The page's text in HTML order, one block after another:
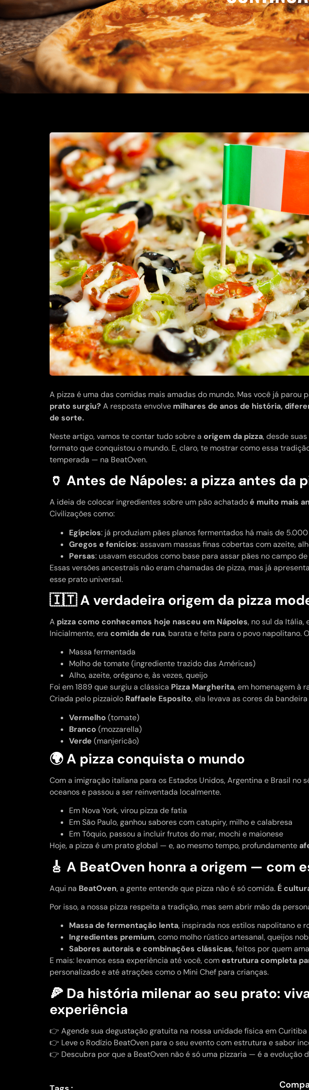
A pizza é uma das comidas mais amadas do mundo. Mas você já parou
prato surgiu? A resposta envolve milhares de anos de história,
de sorte.
Neste artigo, vamos te contar tudo sobre a origem da pizza, desde
formato que conquistou o mundo. E, claro, te mostrar como essa
temperada — na BeatOven.
🏺 Antes de Nápoles: a pizza antes da
A ideia de colocar ingredientes sobre um pão achatadoé muito mais
Civilizações como:
Egípcios: já produziam pães planos fermentados há mais de 5.000
Gregos e fenícios: assavam massas finas cobertas com azeite,
Persas: usavam escudos como base para assar pães no campo
Essas versões ancestrais não eram chamadas de pizza, mas já
esse prato universal.
🇮🇹 A verdadeira origem da pizza
A pizza como conhecemos hoje nasceu em Nápoles, no sul da Itália,
Inicialmente, era comida de rua, barata e feita para o povo napolitano.
Massa fermentada
Molho de tomate (ingrediente trazido das Américas)
Alho, azeite, orégano e, às vezes, queijo
Foi em 1889 que surgiu a clássica Pizza Margherita, em homenagem à
Criada pelo pizzaiolo Raffaele Esposito, ela levava as cores da
Vermelho (tomate)
Branco (mozzarella)
Verde (manjericão)
🌍 A pizza conquista o mundo
Com a imigração italiana para os Estados Unidos, Argentina e Brasil no
oceanos e passou a ser reinventada localmente.
Em Nova York, virou pizza de fatia
Em São Paulo, ganhou sabores com catupiry, milho e calabresa
Em Tóquio, passou a incluir frutos do mar, mochi e maionese
Hoje, a pizza é um prato global — e, ao mesmo tempo, profundamente
🎸 A BeatOven honra a origem — com
Aqui na BeatOven, a gente entende que pizza não é só comida. É
Por isso, a nossa pizza respeita a tradição, mas sem abrir mão da
Massa de fermentação lenta, inspirada nos estilos napolitano e
Ingredientes premium, como molho rústico artesanal, queijos
Sabores autorais e combinações clássicas, feitos por quem
E mais: levamos essa experiência até você, comestrutura completa
personalizado e até atrações como o Mini Chef para crianças.
🍕 Da história milenar ao seu prato:
experiência
👉 Agende sua degustação gratuita na nossa unidade física em Curitiba
👉 Leve o Rodízio BeatOven para o seu evento com estrutura e sabor
👉 Descubra por que a BeatOven não é só uma pizzaria — é a evolução